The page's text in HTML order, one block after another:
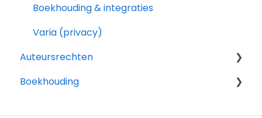
Boekhouding & integraties
Varia (privacy)
Auteursrechten
General
Boekhouding